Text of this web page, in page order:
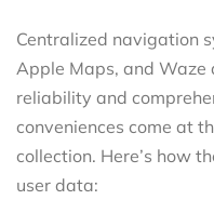
Centralized navigation
Apple Maps, and
reliability and
conveniences come at
collection. Here’s how
user data: